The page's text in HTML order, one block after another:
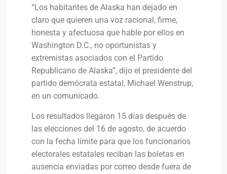
“Los habitantes de Alaska han dejado en
claro que quieren una voz racional, firme,
honesta y afectuosa que hable por ellos en
Washington D.C., no oportunistas y
extremistas asociados con el Partido
Republicano de Alaska”, dijo el presidente del
partido demócrata estatal, Michael Wenstrup,
en un comunicado.
Los resultados llegaron 15 días después de
las elecciones del 16 de agosto, de acuerdo
con la fecha límite para que los funcionarios
electorales estatales reciban las boletas en
ausencia enviadas por correo desde fuera de